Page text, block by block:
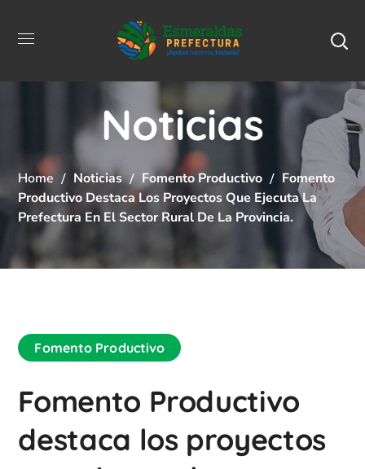
Noticias
Home Noticias Fomento Productivo
Fomento
Productivo Destaca Los Proyectos Que Ejecuta La
Prefectura En El Sector Rural De La Provincia.
Fomento Productivo
Fomento Productivo
destaca los proyectos